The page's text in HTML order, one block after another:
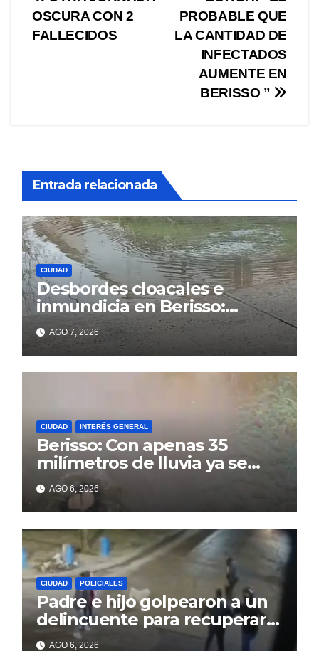
de
PROBABLE QUE
LA CANTIDAD DE
INFECTADOS
AUMENTE EN
BERISSO ”
OSCURA CON 2
FALLECIDOS
Entrada relacionada
CIUDAD
Desbordes cloacales e
inmundicia en Berisso:
colapso de la red en la calle
14AGO 7, 2026
CIUDAD INTERÉS GENERAL
Berisso: Con apenas 35
milímetros de lluvia ya se
sienten los problemas
AGO 6, 2026
CIUDAD POLICIALES
Padre e hijo golpearon a un
delincuente para recuperar
un celular robado en Berisso
AGO 6, 2026